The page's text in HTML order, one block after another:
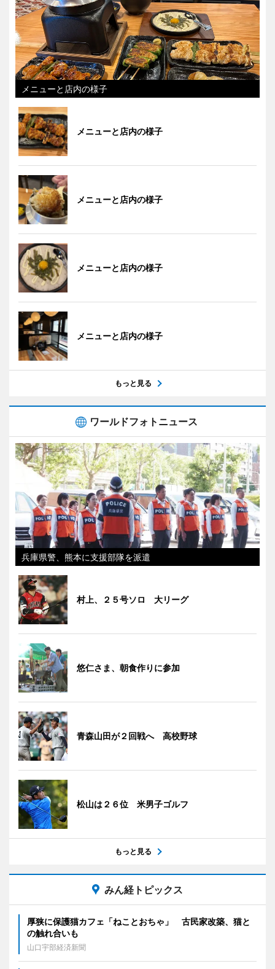
メニューと店内の様子
メニューと店内の様子
メニューと店内の様子
メニューと店内の様子
メニューと店内の様子
もっと見る
ワールドフォトニュース
兵庫県警、熊本に支援部隊を派遣
村上、２５号ソロ 大リーグ
悠仁さま、朝食作りに参加
青森山田が２回戦へ 高校野球
松山は２６位 米男子ゴルフ
もっと見る
みん経トピックス
厚狭に保護猫カフェ「ねことおちゃ」 古民家改築、猫と
の触れ合いも
山口宇部経済新聞